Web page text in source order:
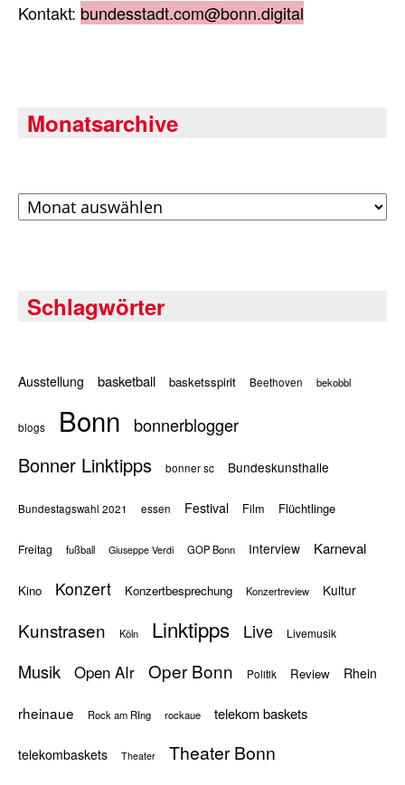
Kontakt: bundesstadt.com@bonn.digital
Monatsarchive
Archiv
Schlagwörter
Ausstellung basketball basketsspirit Beethoven bekobbl
blogs Bonn bonnerblogger
Bonner Linktipps bonner sc Bundeskunsthalle
Bundestagswahl 2021 essen Festival Film Flüchtlinge
Freitag fußball Giuseppe Verdi GOP Bonn Interview Karneval
Kino Konzert Konzertbesprechung Konzertreview Kultur
Kunstrasen Köln Linktipps Live Livemusik
Musik Open AIr Oper Bonn Politik Review Rhein
rheinaue Rock am RIng rockaue telekom baskets
telekombaskets Theater Theater Bonn